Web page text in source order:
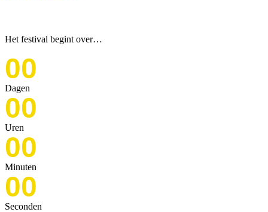
Het festival begint over…
00
Dagen
00
Uren
00
Minuten
00
Seconden